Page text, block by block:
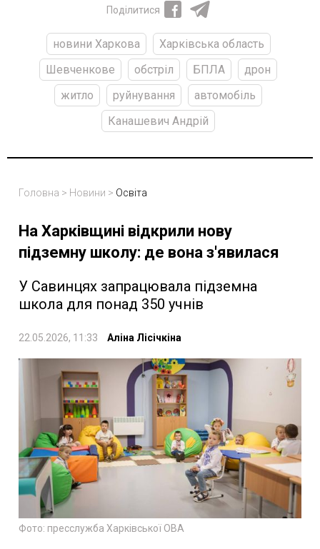
Поділитися
новини Харкова
Харківська область
Шевченкове
обстріл БПЛА
дрон
житло
руйнування
автомобіль
Канашевич Андрій
Головна > Новини > Освіта
На Харківщині відкрили нову
підземну школу: де вона з'явилася
У Савинцях запрацювала підземна
школа для понад 350 учнів
22.05.2026, 11:33 Аліна Лісічкіна
Фото: пресслужба Харківської ОВА